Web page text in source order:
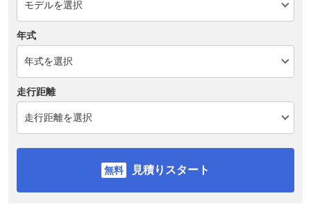
年式
走行距離
見積りスタート